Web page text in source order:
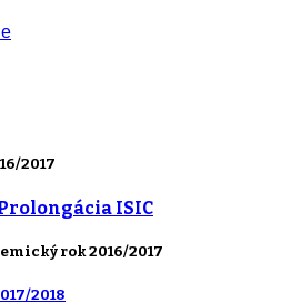
2017
ISIC
rok 2016/2017
2018